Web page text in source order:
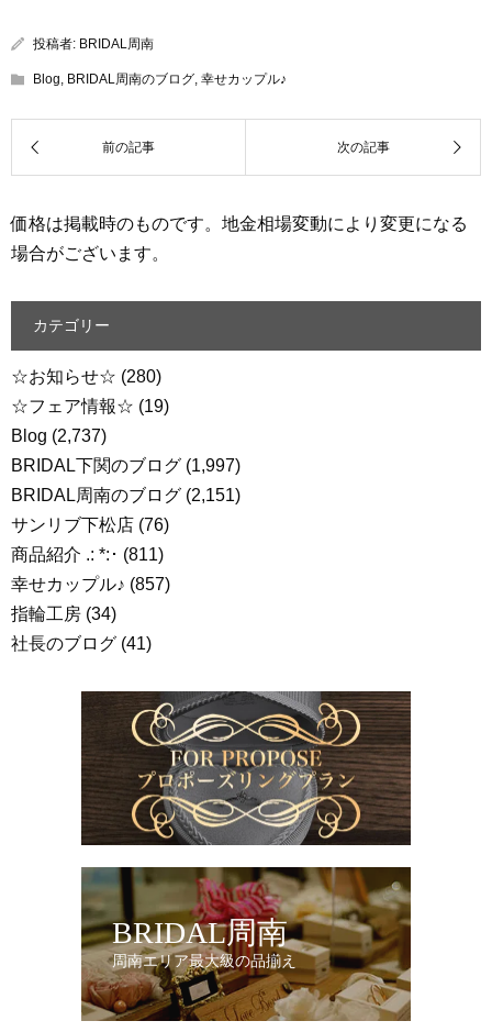
投稿者: BRIDAL周南
Blog BRIDAL周南のブログ 幸せカップル♪
価格は掲載時のものです。地金相場変動により変更になる
場合がございます。
カテゴリー
☆お知らせ☆ (280)
☆フェア情報☆ (19)
Blog (2,737)
BRIDAL下関のブログ (1,997)
BRIDAL周南のブログ (2,151)
サンリブ下松店 (76)
商品紹介 .: *:･ (811)
幸せカップル♪ (857)
指輪工房 (34)
社長のブログ (41)
BRIDAL周南
周南エリア最大級の品揃え